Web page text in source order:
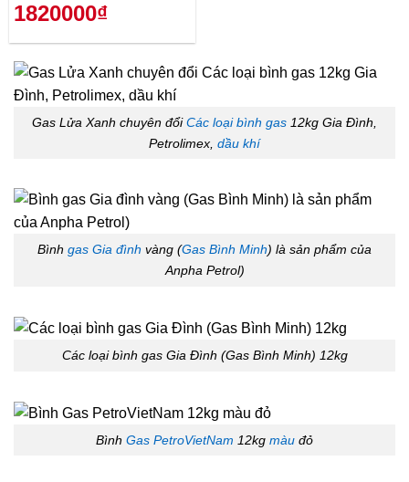
1820000₫
Gas Lửa Xanh chuyên đổiCác loại bình gas 12kg Gia Đình,
Petrolimex, dầu khí
Bình gas Gia đình vàng (Gas Bình Minh) là sản phẩm của
Anpha Petrol)
Các loại bình gas Gia Đình (Gas Bình Minh) 12kg
Bình Gas PetroVietNam 12kg màu đỏ